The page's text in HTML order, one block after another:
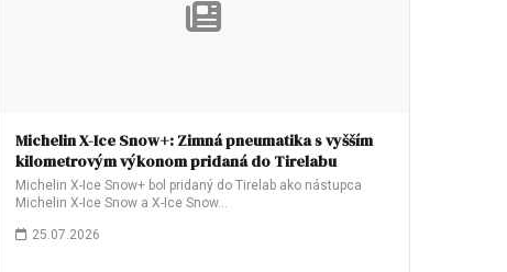
Michelin X-Ice Snow+: Zimná pneumatika s vyšším
kilometrovým výkonom pridaná do Tirelabu
Michelin X-Ice Snow+ bol pridaný do Tirelab ako nástupca
Michelin X-Ice Snow a X-Ice Snow…
25.07.2026